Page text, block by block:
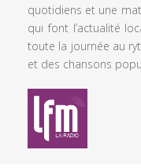
quotidiens et une
qui font l’actualité
toute la journée au
et des chansons